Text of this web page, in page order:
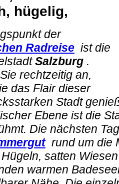
hügelig,
der
Radreiseist die
Salzburg.
rechtzeitig an,
das Flair dieser
Stadt
Ebene ist die
Die nächsten
rund um die
satten
warmen